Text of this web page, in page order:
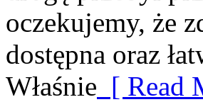
oczekujemy, że
dostępna oraz
Właśnie [ Read